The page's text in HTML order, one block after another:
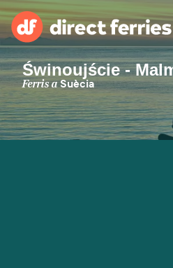
Països
Bitllets de Ferry
Świnoujście -
Ferris aSuècia